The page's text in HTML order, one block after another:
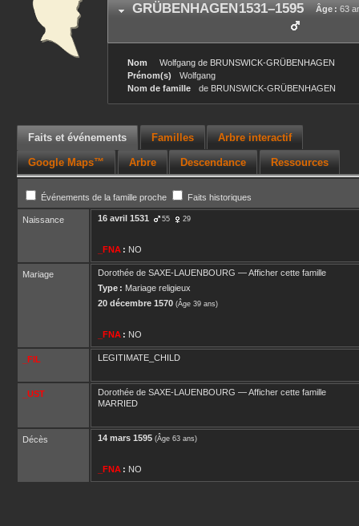
GRÜBENHAGEN
Âge : 63
1531–1595
Nom Wolfgang de BRUNSWICK-GRÜBENHAGEN
Prénom(s)
Wolfgang
Nom de famille
de BRUNSWICK-GRÜBENHAGEN
Faits et événements Familles Arbre interactif
Google Maps™ Arbre Descendance Ressources
Événements de la famille proche Faits historiques
Naissance 16 avril 1531 55 29
_FNA : NO
Mariage Dorothée de SAXE-LAUENBOURG —Afficher cette famille
Type : Mariage religieux
20 décembre 1570 (Âge 39 ans)
_FNA : NO
_FIL LEGITIMATE_CHILD
_UST Dorothée de SAXE-LAUENBOURG —Afficher cette famille
MARRIED
Décès 14 mars 1595 (Âge 63 ans)
_FNA : NO